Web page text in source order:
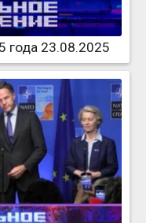
года 23.08.2025